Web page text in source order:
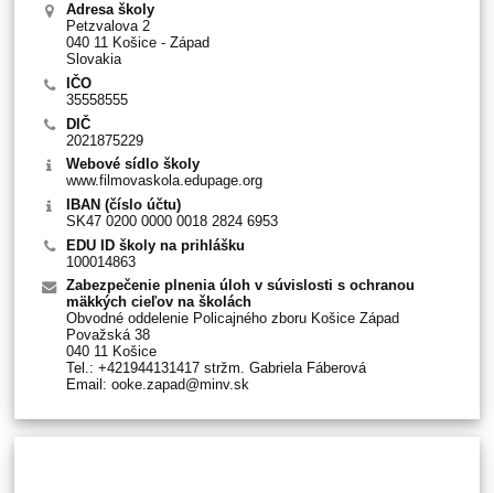
Adresa školy
Petzvalova 2
040 11 Košice - Západ
Slovakia
IČO
35558555
DIČ
2021875229
Webové sídlo školy
www.filmovaskola.edupage.org
IBAN (číslo účtu)
SK47 0200 0000 0018 2824 6953
EDU ID školy na prihlášku
100014863
Zabezpečenie plnenia úloh v súvislosti s ochranou
mäkkých cieľov na školách
Obvodné oddelenie Policajného zboru Košice Západ
Považská 38
040 11 Košice
Tel.: +421944131417 stržm. Gabriela Fáberová
Email: ooke.zapad@minv.sk